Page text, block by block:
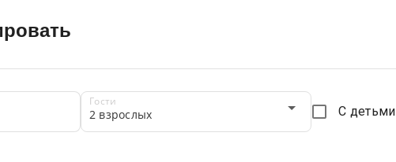
Гости
2 взрослых С детьми